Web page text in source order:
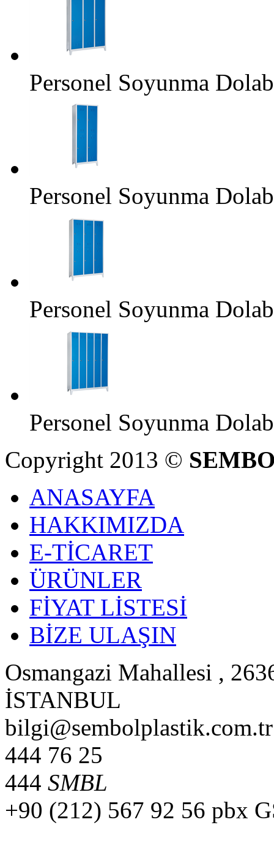
Personel Soyunma
Personel Soyunma
Personel Soyunma
Personel Soyunma
Copyright 2013 ©
ANASAYFA
HAKKIMIZDA
E-TİCARET
ÜRÜNLER
FİYAT LİSTESİ
BİZE ULAŞIN
Osmangazi Mahallesi ,
İSTANBUL
bilgi@sembolplastik.com.tr
444 76 25
444 SMBL
+90 (212) 567 92 56 pbx